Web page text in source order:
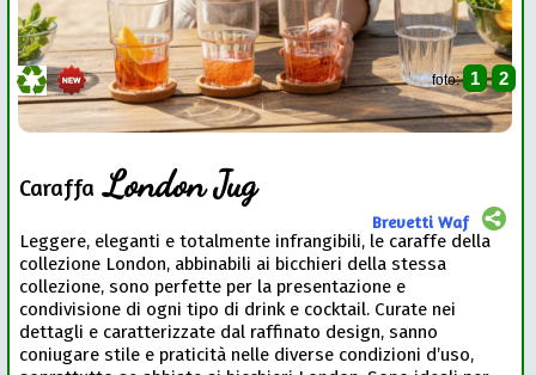
foto: 1 2
Caraffa London Jug
Brevetti Waf
Leggere, eleganti e totalmente infrangibili, le caraffe della
collezione London, abbinabili ai bicchieri della stessa
collezione, sono perfette per la presentazione e
condivisione di ogni tipo di drink e cocktail. Curate nei
dettagli e caratterizzate dal raffinato design, sanno
coniugare stile e praticità nelle diverse condizioni d’uso,